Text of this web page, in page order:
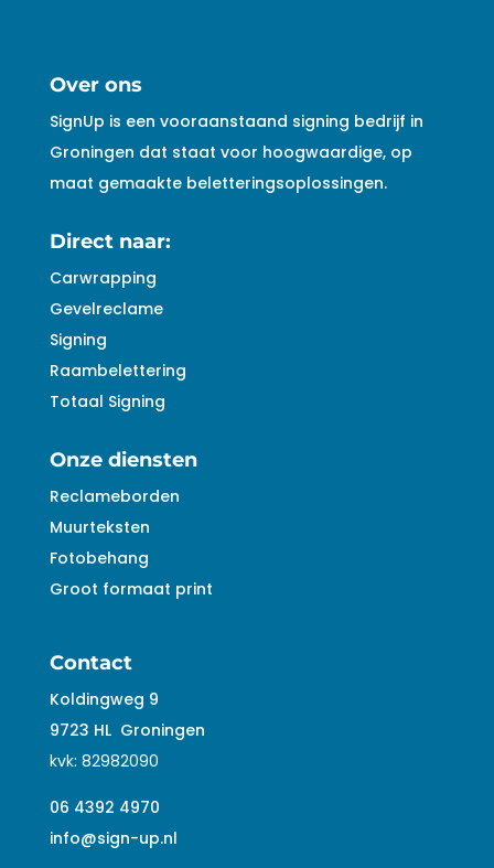
Over ons
SignUp is een vooraanstaand signing bedrijf in
Groningen dat staat voor hoogwaardige, op
maat gemaakte beletteringsoplossingen.
Direct naar:
Carwrapping
Gevelreclame
Signing
Raambelettering
Totaal Signing
Onze diensten
Reclameborden
Muurteksten
Fotobehang
Groot formaat print
Contact
Koldingweg 9
9723 HL Groningen
kvk: 82982090
06 4392 4970
info@sign-up.nl